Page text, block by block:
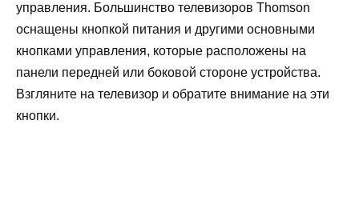
управления. Большинство телевизоров Thomson
оснащены кнопкой питания и другими основными
кнопками управления, которые расположены на
панели передней или боковой стороне устройства.
Взгляните на телевизор и обратите внимание на эти
кнопки.